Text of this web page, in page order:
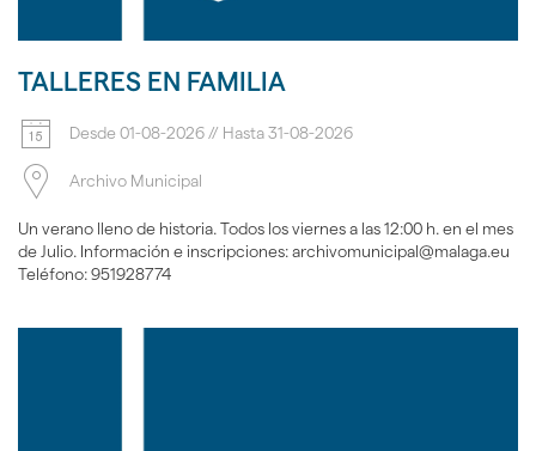
TALLERES EN FAMILIA
Desde 01-08-2026 // Hasta31-08-2026
Archivo Municipal
Un verano lleno de historia. Todos los viernes a las 12:00 h. en el mes
de Julio. Información e inscripciones: archivomunicipal@malaga.eu
Teléfono: 951928774